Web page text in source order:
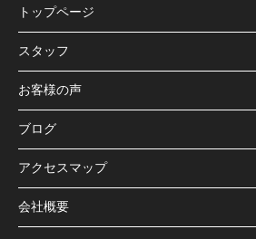
トップページ
スタッフ
お客様の声
ブログ
アクセスマップ
会社概要